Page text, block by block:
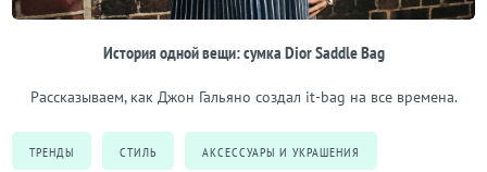
История одной вещи: сумка Dior Saddle Bag
Рассказываем, как Джон Гальяно создал it-bag на все времена.
ТРЕНДЫ СТИЛЬ АКСЕССУАРЫ И УКРАШЕНИЯ